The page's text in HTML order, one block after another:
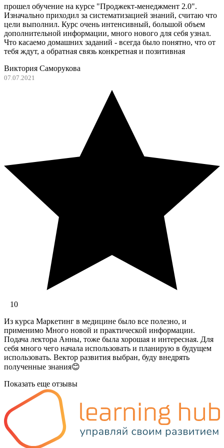
прошел обучение на курсе "Проджект-менеджмент 2.0".
Изначально приходил за систематизацией знаний, считаю что
цели выполнил. Курс очень интенсивный, большой объем
дополнительной информации, много нового для себя узнал.
Что касаемо домашних заданий - всегда было понятно, что от
тебя ждут, а обратная связь конкретная и позитивная
Виктория Саморукова
07.07.2021
10
Из курса Маркетинг в медицине было все полезно, и
применимо Много новой и практической информации.
Подача лектора Анны, тоже была хорошая и интересная. Для
себя много чего начала использовать и планирую в будущем
использовать. Вектор развития выбран, буду внедрять
полученные знания😊
Показать еще отзывы